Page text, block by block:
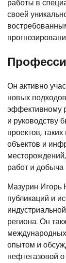
работы в
своей
Он активно
новых
эффективному
и руководству
проектов,
объектов и
работ и
Мазурин
публикаций и
региона. Он
опытом и
нефтегазовой